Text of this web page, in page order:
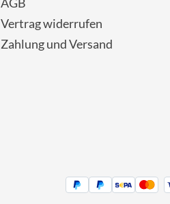
AGB
Vertrag widerrufen
Zahlung und Versand